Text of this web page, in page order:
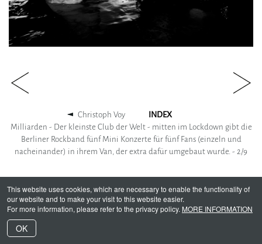
Christoph Voy
INDEX
Milliarden - Der kleinste Club der Welt - mitten im Lockdown gibt die
Berliner Rockband fünf Mini Konzerte für fünf Fans (einzeln und
nacheinander) in ihrem Van, der extra dafür umgebaut wurde. - 2/9
This website uses cookies, which are necessary to enable the functionality of
our website and to make your visit to this website easier.
For more information, please refer to the privacy policy. MORE INFORMATION
OK